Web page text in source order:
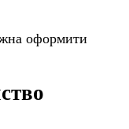
оформити